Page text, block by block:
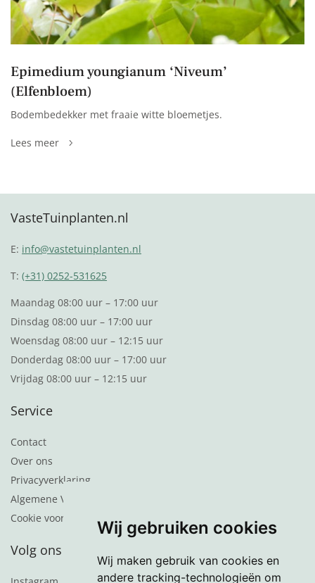
Wij gebruiken cookies
Wij maken gebruik van cookies en
andere tracking-technologieën om
Epimedium youngianum ‘Niveum’
(Elfenbloem)
Bodembedekker met fraaie witte bloemetjes.
Lees meer
VasteTuinplanten.nl
E: info@vastetuinplanten.nl
T:(+31) 0252-531625
Maandag 08:00 uur – 17:00 uur
Dinsdag 08:00 uur – 17:00 uur
Woensdag 08:00 uur – 12:15 uur
Donderdag 08:00 uur – 17:00 uur
Vrijdag 08:00 uur – 12:15 uur
Service
Contact
Over ons
Privacyverklaring
Algemene Voorwaarden
Cookie voorkeuren
Volg ons